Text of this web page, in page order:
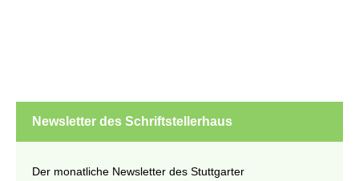
Newsletter des Schriftstellerhaus
Der monatliche Newsletter des Stuttgarter